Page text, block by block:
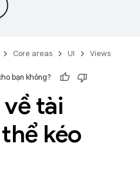
Core areas UI Views
bạn không?
tài
kéo